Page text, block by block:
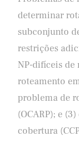
determinar
subconjunto
restrições
NP-difíceis de
roteamento
problema de
(OCARP); e
cobertura